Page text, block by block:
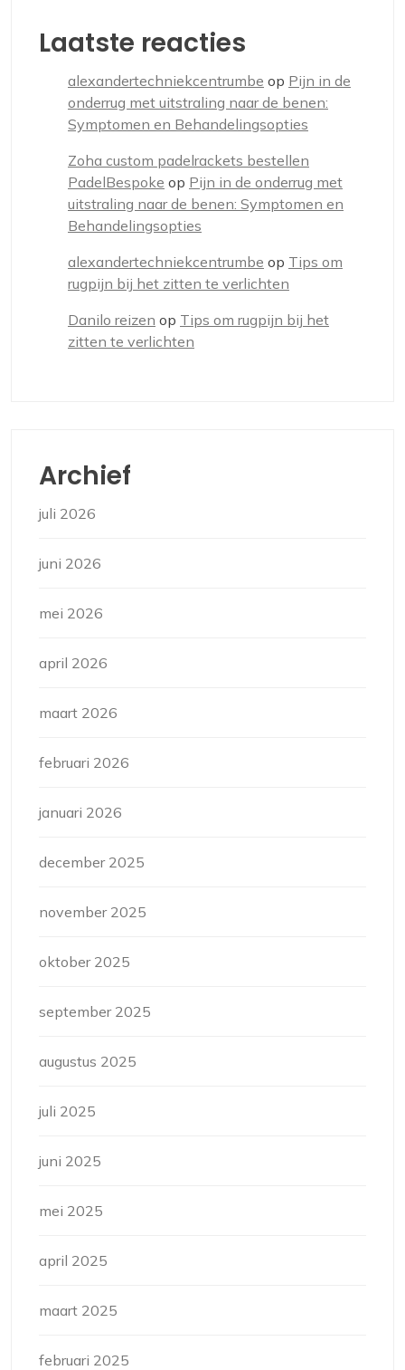
Laatste reacties
alexandertechniekcentrumbe op Pijn in de
onderrug met uitstraling naar de benen:
Symptomen en Behandelingsopties
Zoha custom padelrackets bestellen
PadelBespoke op Pijn in de onderrug met
uitstraling naar de benen: Symptomen en
Behandelingsopties
alexandertechniekcentrumbe op Tips om
rugpijn bij het zitten te verlichten
Danilo reizen op Tips om rugpijn bij het
zitten te verlichten
Archief
juli 2026
juni 2026
mei 2026
april 2026
maart 2026
februari 2026
januari 2026
december 2025
november 2025
oktober 2025
september 2025
augustus 2025
juli 2025
juni 2025
mei 2025
april 2025
maart 2025
februari 2025